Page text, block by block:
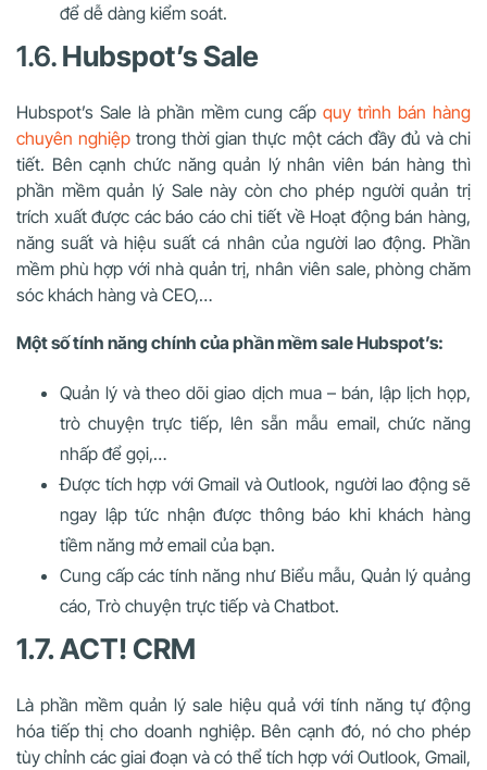
để dễ dàng kiểm soát.
1.6.Hubspot’s Sale
Hubspot’s Sale là phần mềm cung cấpquy trình bán hàng
chuyên nghiệp trong thời gian thực một cách đầy đủ và chi
tiết. Bên cạnh chức năng quản lý nhân viên bán hàng thì
phần mềm quản lý Sale này còn cho phép người quản trị
trích xuất được các báo cáo chi tiết về Hoạt động bán hàng,
năng suất và hiệu suất cá nhân của người lao động. Phần
mềm phù hợp với nhà quản trị, nhân viên sale, phòng chăm
sóc khách hàng và CEO,…
Một số tính năng chính của phần mềm sale Hubspot’s:
Quản lý và theo dõi giao dịch mua – bán, lập lịch họp,
trò chuyện trực tiếp, lên sẵn mẫu email, chức năng
nhấp để gọi,…
Được tích hợp với Gmail và Outlook, người lao động sẽ
ngay lập tức nhận được thông báo khi khách hàng
tiềm năng mở email của bạn.
Cung cấp các tính năng như Biểu mẫu, Quản lý quảng
cáo, Trò chuyện trực tiếp và Chatbot.
1.7. ACT! CRM
Là phần mềm quản lý sale hiệu quả với tính năng tự động
hóa tiếp thị cho doanh nghiệp. Bên cạnh đó, nó cho phép
tùy chỉnh các giai đoạn và có thể tích hợp với Outlook, Gmail,